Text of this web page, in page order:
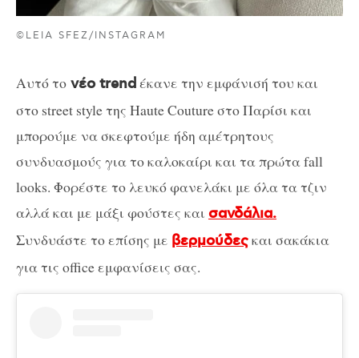
©LEIA SFEZ/INSTAGRAM
Αυτό το νέο trendέκανε την εμφάνισή του και
στο street style της Haute Couture στο Παρίσι και
μπορούμε να σκεφτούμε ήδη αμέτρητους
συνδυασμούς για το καλοκαίρι και τα πρώτα fall
looks. Φορέστε το λευκό φανελάκι με όλα τα τζιν
αλλά και με μάξι φούστες και σανδάλια.
Συνδυάστε το επίσης με βερμούδεςκαι σακάκια
για τις office εμφανίσεις σας.